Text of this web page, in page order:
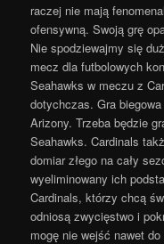
raczej nie mają
ofensywną. Swoją grę
Nie spodziewajmy się
mecz dla futbolowych
Seahawks w meczu z
dotychczas. Gra
Arizony. Trzeba będzie
Seahawks. Cardinals
domiar złego na cały
wyeliminowany ich
Cardinals, którzy chcą
odniosą zwycięstwo i
mogę nie wejść nawet